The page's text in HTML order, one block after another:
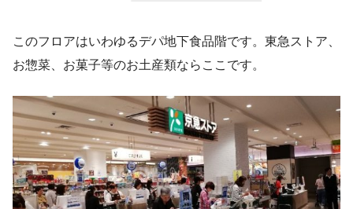
このフロアはいわゆるデパ地下食品階です。東急ストア、
お惣菜、お菓子等のお土産類ならここです。